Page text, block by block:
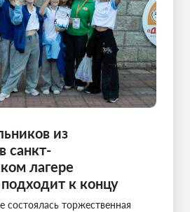
из
санкт-
лагере
к концу
состоялась торжественная